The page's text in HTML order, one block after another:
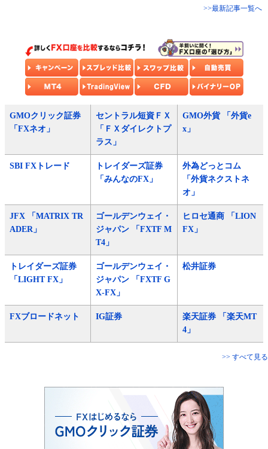
>>最新記事一覧へ
GMOクリック証券
「FXネオ」
セントラル短資ＦＸ
「ＦＸダイレクトプ
ラス」
GMO外貨 「外貨e
x」
SBI FXトレード
トレイダーズ証券
「みんなのFX」
外為どっとコム
「外貨ネクストネ
オ」
JFX 「MATRIX TR
ADER」
ゴールデンウェイ・
ジャパン 「FXTF M
T4」
ヒロセ通商 「LION
FX」
トレイダーズ証券
「LIGHT FX」
ゴールデンウェイ・
ジャパン 「FXTF G
X-FX」
松井証券
FXブロードネット IG証券
楽天証券 「楽天MT
4」
>> すべて見る